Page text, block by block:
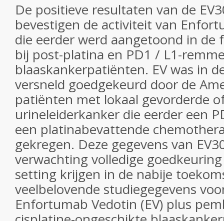
De positieve resultaten van de
bevestigen de activiteit van
die eerder werd aangetoond in de
bij post-platina en PD1 / L1-
blaaskankerpatiënten. EV was in
versneld goedgekeurd door de
patiënten met lokaal gevorderde
urineleiderkanker die eerder een
een platinabevattende
gekregen. Deze gegevens van
verwachting volledige
setting krijgen in de nabije
veelbelovende studiegegevens
Enfortumab Vedotin (EV) plus